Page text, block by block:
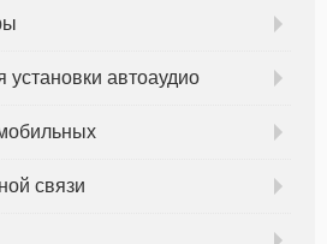
автоаудио
связи